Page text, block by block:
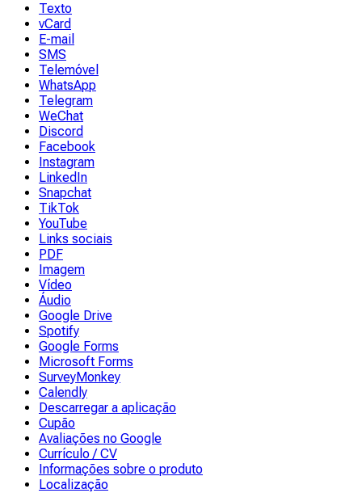
Texto
vCard
E-mail
SMS
Telemóvel
WhatsApp
Telegram
WeChat
Discord
Facebook
Instagram
LinkedIn
Snapchat
TikTok
YouTube
Links sociais
PDF
Imagem
Vídeo
Áudio
Google Drive
Spotify
Google Forms
Microsoft Forms
SurveyMonkey
Calendly
Descarregar a aplicação
Cupão
Avaliações no Google
Currículo / CV
Informações sobre o produto
Localização